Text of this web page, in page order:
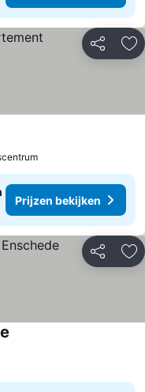
Delen
Prijzen bekijken
Delen